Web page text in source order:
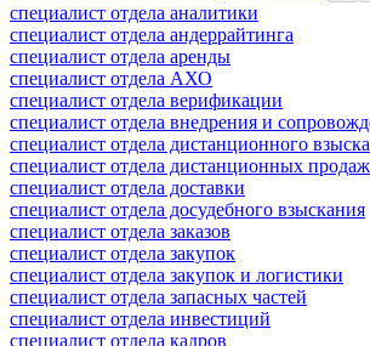
специалист отдела аналитики
специалист отдела андеррайтинга
специалист отдела аренды
специалист отдела АХО
специалист отдела верификации
специалист отдела внедрения и
специалист отдела дистанционного
специалист отдела дистанционных продаж
специалист отдела доставки
специалист отдела досудебного взыскания
специалист отдела заказов
специалист отдела закупок
специалист отдела закупок и логистики
специалист отдела запасных частей
специалист отдела инвестиций
специалист отдела кадров